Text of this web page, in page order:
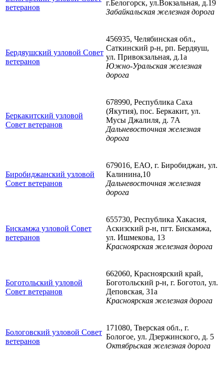
ветеранов
г.Белогорск, ул.Вокзальная, д.19
Забайкальская железная дорога
Бердяушский узловой Совет
ветеранов
456935, Челябинская обл.,
Саткинский р-н, рп. Бердяуш,
ул. Привокзальная, д.1а
Южно-Уральская железная
дорога
Беркакитский узловой
Совет ветеранов
678990, Республика Саха
(Якутия), пос. Беркакит, ул.
Мусы Джалиля, д. 7А
Дальневосточная железная
дорога
Биробиджанский узловой
Совет ветеранов
679016, ЕАО, г. Биробиджан, ул.
Калинина,10
Дальневосточная железная
дорога
Бискамжа узловой Совет
ветеранов
655730, Республика Хакасия,
Аскизский р-н, пгт. Бискамжа,
ул. Ишмекова, 13
Красноярская железная дорога
Боготольский узловой
Совет ветеранов
662060, Красноярский край,
Боготольский р-н, г. Боготол, ул.
Деповская, 31а
Красноярская железная дорога
Бологовский узловой Совет
ветеранов
171080, Тверская обл., г.
Бологое, ул. Дзержинского, д. 5
Октябрьская железная дорога